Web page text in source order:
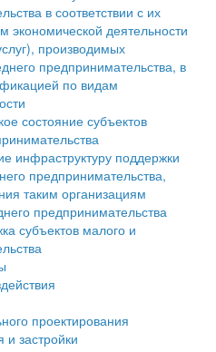
регламентов
проектирования
и застройки
в соответствии с их
экономической деятельности
производимых
предпринимательства, в
по видам
состояние субъектов
инфраструктуру поддержки
предпринимательства,
таким организациям
предпринимательства
субъектов малого и
проектирования
застройки